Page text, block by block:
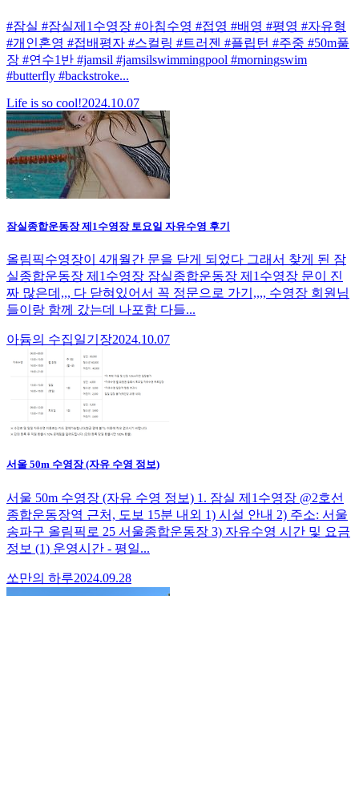
#잠실 #잠실제1수영장 #아침수영 #접영 #배영 #평영 #자유형
#개인혼영 #접배평자 #스컬링 #트러젠 #플립턴 #주중 #50m풀
장 #연수1반 #jamsil #jamsilswimmingpool #morningswim
#butterfly #backstroke...
Life is so cool!2024.10.07
잠실종합운동장 제1수영장 토요일 자유수영 후기
올림픽수영장이 4개월간 문을 닫게 되었다 그래서 찾게 된 잠
실종합운동장 제1수영장 잠실종합운동장 제1수영장 문이 진
짜 많은데,,, 다 닫혀있어서 꼭 정문으로 가기,,,, 수영장 회원님
들이랑 함께 갔는데 나포함 다들...
아듐의 수집일기장2024.10.07
서울 50m 수영장 (자유 수영 정보)
서울 50m 수영장 (자유 수영 정보) 1. 잠실 제1수영장 @2호선
종합운동장역 근처, 도보 15분 내외 1) 시설 안내 2) 주소: 서울
송파구 올림픽로 25 서울종합운동장 3) 자유수영 시간 및 요금
정보 (1) 운영시간 - 평일...
쏘만의 하루2024.09.28